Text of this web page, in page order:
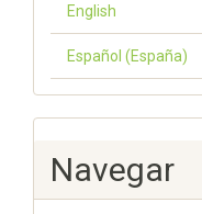
English
Español (España)
Navegar